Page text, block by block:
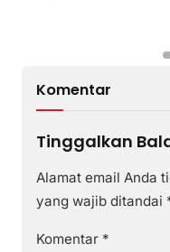
Komentar
Tinggalkan
Alamat email Anda
yang wajib ditandai
Komentar *